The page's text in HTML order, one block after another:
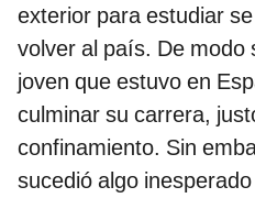
exterior para estudiar
volver al país. De modo
joven que estuvo en
culminar su carrera,
confinamiento. Sin
sucedió algo